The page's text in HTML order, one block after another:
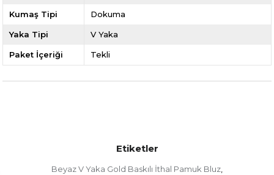
Kumaş Tipi Dokuma
Yaka Tipi V Yaka
Paket İçeriği Tekli
Etiketler
Beyaz V Yaka Gold Baskılı İthal Pamuk Bluz,